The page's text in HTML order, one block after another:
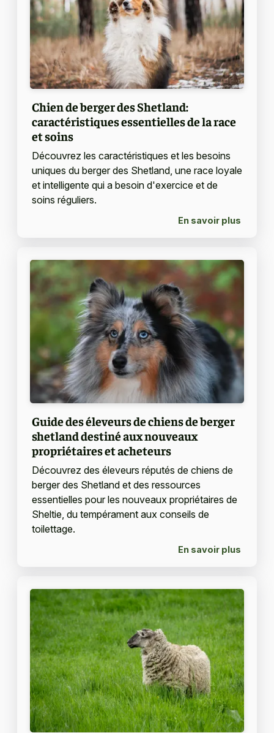
Chien de berger des Shetland:
caractéristiques essentielles de la race
et soins
Découvrez les caractéristiques et les besoins
uniques du berger des Shetland, une race loyale
et intelligente qui a besoin d'exercice et de
soins réguliers.
En savoir plus
Guide des éleveurs de chiens de berger
shetland destiné aux nouveaux
propriétaires et acheteurs
Découvrez des éleveurs réputés de chiens de
berger des Shetland et des ressources
essentielles pour les nouveaux propriétaires de
Sheltie, du tempérament aux conseils de
toilettage.
En savoir plus